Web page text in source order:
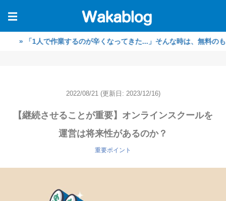
☰
人で作業するのが辛くなってきた...」そんな時は、無料のもくもく
2022/08/21 (更新日: 2023/12/16)
【継続させることが重要】オンラインスクールを
運営は将来性があるのか？
重要ポイント